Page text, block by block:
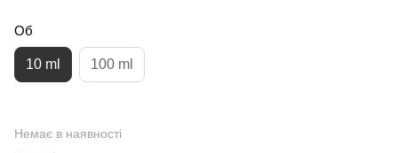
Об
10 ml 100 ml
Немає в наявності